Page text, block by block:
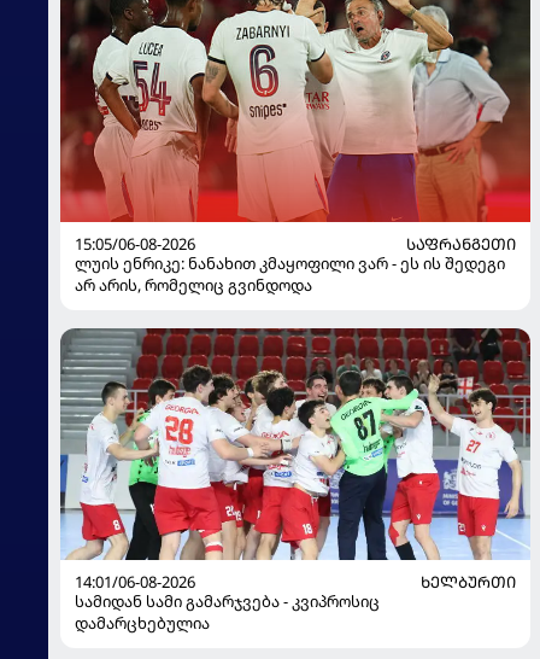
15:05/06-08-2026
ᲡᲐᲤᲠᲐᲜᲒᲔᲗᲘ
ლუის ენრიკე: ნანახით კმაყოფილი ვარ - ეს ის შედეგი
არ არის, რომელიც გვინდოდა
14:01/06-08-2026
ᲮᲔᲚᲑᲣᲠᲗᲘ
სამიდან სამი გამარჯვება - კვიპროსიც
დამარცხებულია